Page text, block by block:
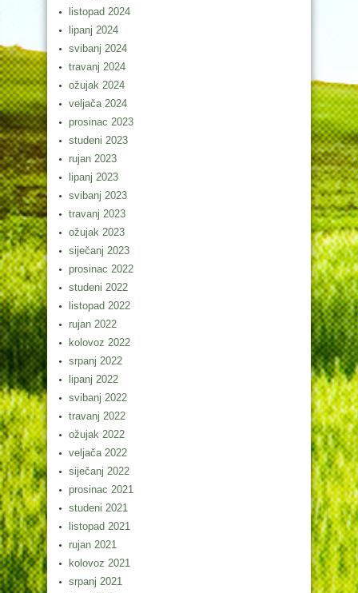
listopad 2024
lipanj 2024
svibanj 2024
travanj 2024
ožujak 2024
veljača 2024
prosinac 2023
studeni 2023
rujan 2023
lipanj 2023
svibanj 2023
travanj 2023
ožujak 2023
siječanj 2023
prosinac 2022
studeni 2022
listopad 2022
rujan 2022
kolovoz 2022
srpanj 2022
lipanj 2022
svibanj 2022
travanj 2022
ožujak 2022
veljača 2022
siječanj 2022
prosinac 2021
studeni 2021
listopad 2021
rujan 2021
kolovoz 2021
srpanj 2021